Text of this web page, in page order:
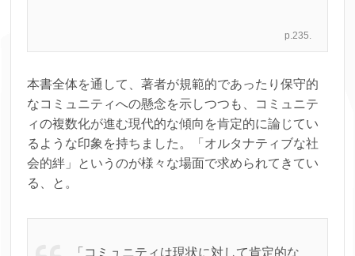
p.235.
本書全体を通して、著者が規範的であったり保守的
なコミュニティへの懸念を示しつつも、コミュニテ
ィの複数化が進む現代的な傾向を肯定的に論じてい
るような印象を持ちました。「オルタナティブな社
会的絆」というのが様々な場面で求められてきてい
る、と。
「コミュニティは現状に対して肯定的な